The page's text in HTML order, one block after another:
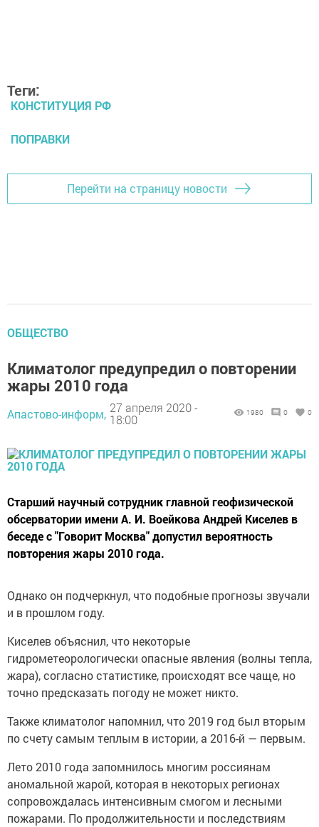
Теги:
КОНСТИТУЦИЯ РФ
ПОПРАВКИ
Перейти на страницу новости
ОБЩЕСТВО
Климатолог предупредил о повторении
жары 2010 года
Апастово-информ, 27 апреля 2020 -
18:00
1980 0 0
Старший научный сотрудник главной геофизической
обсерватории имени А. И. Воейкова Андрей Киселев в
беседе с "Говорит Москва" допустил вероятность
повторения жары 2010 года.
Однако он подчеркнул, что подобные прогнозы звучали
и в прошлом году.
Киселев объяснил, что некоторые
гидрометеорологически опасные явления (волны тепла,
жара), согласно статистике, происходят все чаще, но
точно предсказать погоду не может никто.
Также климатолог напомнил, что 2019 год был вторым
по счету самым теплым в истории, а 2016-й — первым.
Лето 2010 года запомнилось многим россиянам
аномальной жарой, которая в некоторых регионах
сопровождалась интенсивным смогом и лесными
пожарами. По продолжительности и последствиям